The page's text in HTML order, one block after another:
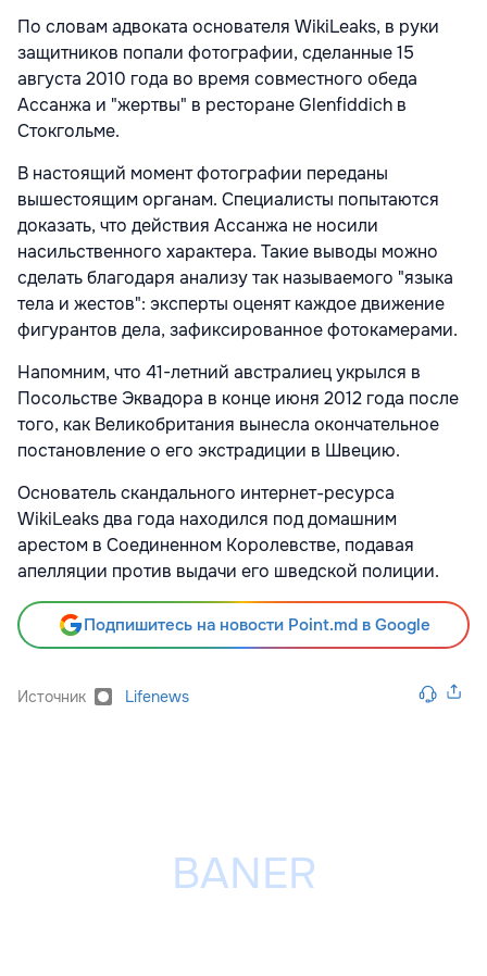
По словам адвоката основателя WikiLeaks, в руки
защитников попали фотографии, сделанные 15
августа 2010 года во время совместного обеда
Ассанжа и "жертвы" в ресторане Glenfiddich в
Стокгольме.
В настоящий момент фотографии переданы
вышестоящим органам. Специалисты попытаются
доказать, что действия Ассанжа не носили
насильственного характера. Такие выводы можно
сделать благодаря анализу так называемого "языка
тела и жестов": эксперты оценят каждое движение
фигурантов дела, зафиксированное фотокамерами.
Напомним, что 41-летний австралиец укрылся в
Посольстве Эквадора в конце июня 2012 года после
того, как Великобритания вынесла окончательное
постановление о его экстрадиции в Швецию.
Основатель скандального интернет-ресурса
WikiLeaks два года находился под домашним
арестом в Соединенном Королевстве, подавая
апелляции против выдачи его шведской полиции.
Подпишитесь на новости Point.md в Google
Источник Lifenews